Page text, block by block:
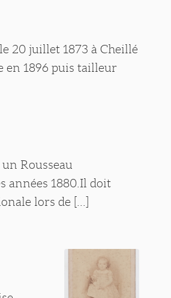
20 juillet 1873 à Cheillé
en 1896 puis tailleur
Rousseau
années 1880.Il doit
lors de [...]